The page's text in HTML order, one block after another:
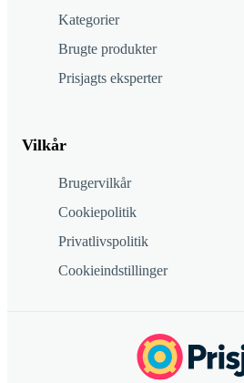
Kategorier
Brugte produkter
Prisjagts eksperter
Vilkår
Brugervilkår
Cookiepolitik
Privatlivspolitik
Cookieindstillinger